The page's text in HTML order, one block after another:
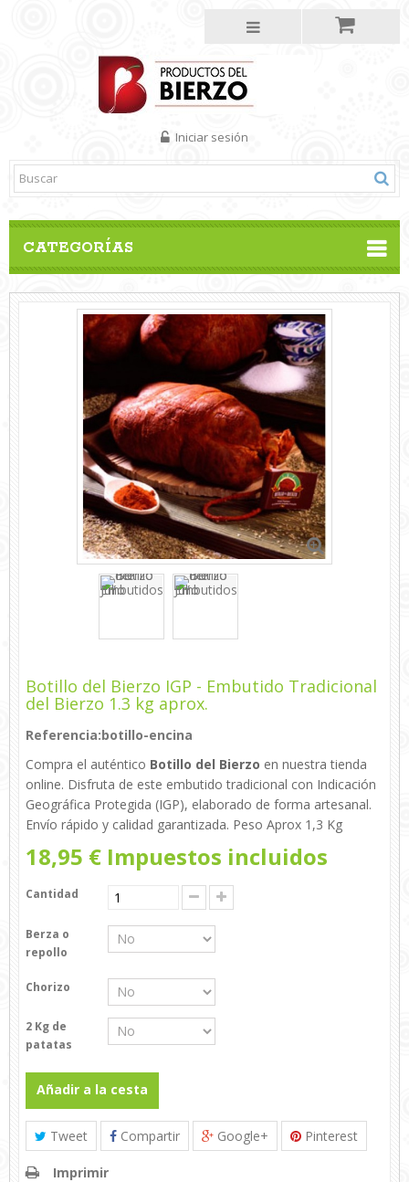
CATEGORÍAS
Iniciar sesión
Botillo del Bierzo IGP - Embutido Tradicional
del Bierzo 1.3 kg aprox.
Referencia:botillo-encina
Compra el auténtico Botillo del Bierzo en nuestra tienda
online. Disfruta de este embutido tradicional con Indicación
Geográfica Protegida (IGP), elaborado de forma artesanal.
Envío rápido y calidad garantizada. Peso Aprox 1,3 Kg
18,95 € Impuestos incluidos
Cantidad
Berza o
repollo
Chorizo
2 Kg de
patatas
Añadir a la cesta
Tweet Compartir Google+ Pinterest
Imprimir